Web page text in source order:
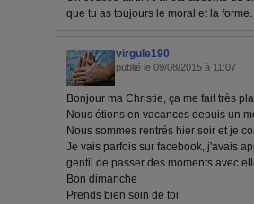
que tu as toujours le moral et la
virgule190
publié le 09/08/2015 à 11:07
Bonjour ma Christie, ça me fait très
Nous étions en vacances depuis un
Nous sommes rentrés hier soir et je
Je vais parfois sur facebook, j'avais
gentil de passer des moments avec
Bon dimanche
Prends bien soin de toi